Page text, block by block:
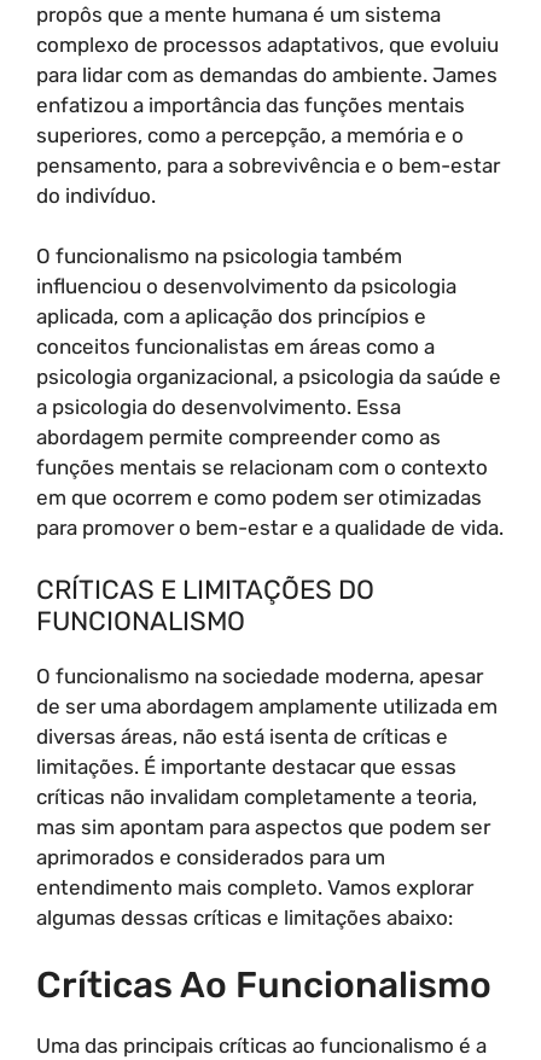
propôs que a mente humana é um sistema
complexo de processos adaptativos, que evoluiu
para lidar com as demandas do ambiente. James
enfatizou a importância das funções mentais
superiores, como a percepção, a memória e o
pensamento, para a sobrevivência e o bem-estar
do indivíduo.
O funcionalismo na psicologia também
influenciou o desenvolvimento da psicologia
aplicada, com a aplicação dos princípios e
conceitos funcionalistas em áreas como a
psicologia organizacional, a psicologia da saúde e
a psicologia do desenvolvimento. Essa
abordagem permite compreender como as
funções mentais se relacionam com o contexto
em que ocorrem e como podem ser otimizadas
para promover o bem-estar e a qualidade de vida.
CRÍTICAS E LIMITAÇÕES DO
FUNCIONALISMO
O funcionalismo na sociedade moderna, apesar
de ser uma abordagem amplamente utilizada em
diversas áreas, não está isenta de críticas e
limitações. É importante destacar que essas
críticas não invalidam completamente a teoria,
mas sim apontam para aspectos que podem ser
aprimorados e considerados para um
entendimento mais completo. Vamos explorar
algumas dessas críticas e limitações abaixo:
Críticas Ao Funcionalismo
Uma das principais críticas ao funcionalismo é a